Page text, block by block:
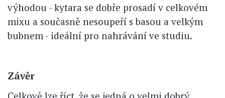
výhodou - kytara se dobře prosadí v celkovém
mixu a současně nesoupeří s basou a velkým
bubnem - ideální pro nahrávání ve studiu.
Závěr